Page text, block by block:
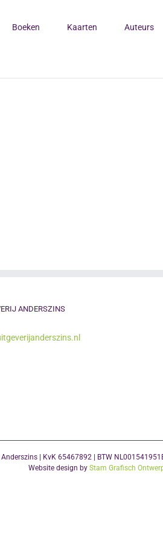
Boeken Kaarten Auteurs
ANDERSZINS
| KvK 65467892 | BTW
Website design by Stam Grafisch